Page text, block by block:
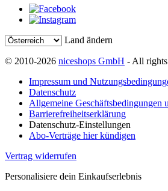
Land ändern
© 2010-2026 niceshops GmbH - All rights
Impressum und
Datenschutz
Allgemeine Geschäftsbedingungen
Barrierefreiheitserklärung
Datenschutz-Einstellungen
Abo-Verträge hier kündigen
Vertrag widerrufen
Personalisiere dein Einkaufserlebnis